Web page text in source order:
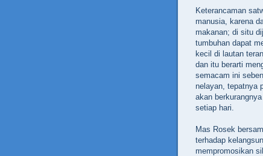
Keterancaman
manusia, karena
makanan; di situ
tumbuhan dapat
kecil di lautan
dan itu berarti
semacam ini
nelayan, tepatnya
akan
setiap hari.
Mas Rosek
terhadap
mempromosikan